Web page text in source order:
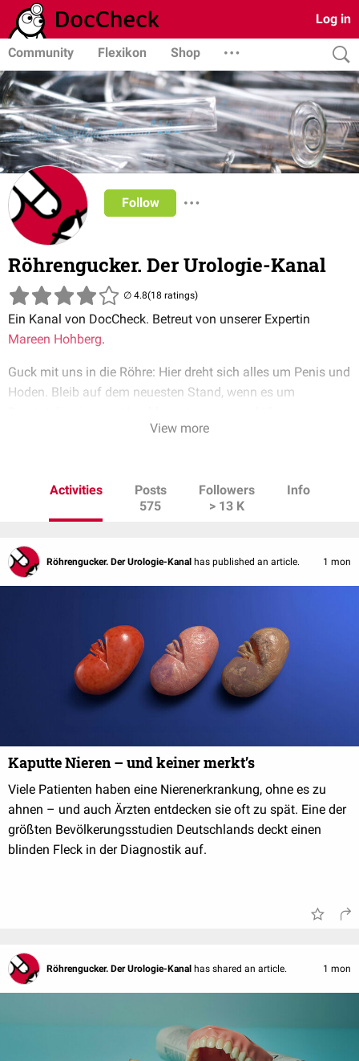
Log in
Community Flexikon Shop
Follow
Röhrengucker. Der Urologie-Kanal
(18 ratings)
Ein Kanal von DocCheck. Betreut von unserer Expertin
Mareen Hohberg.
Guck mit uns in die Röhre: Hier dreht sich alles um Penis und
Hoden. Bleib auf dem neuesten Stand, wenn es um
Dysfunktion, Urogenitaltrakt und sämtliche Facetten der
View more
Activities
Posts
575
Followers
> 13 K
Info
Röhrengucker. Der Urologie-Kanal has published an article. 1 mon
Kaputte Nieren – und keiner merkt’s
Viele Patienten haben eine Nierenerkrankung, ohne es zu
ahnen – und auch Ärzten entdecken sie oft zu spät. Eine der
größten Bevölkerungsstudien Deutschlands deckt einen
blinden Fleck in der Diagnostik auf.
Röhrengucker. Der Urologie-Kanal has shared an article. 1 mon